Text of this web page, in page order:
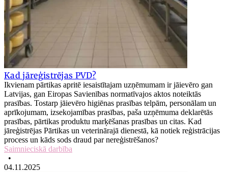
Kad jāreģistrējas PVD?
Ikvienam pārtikas apritē iesaistītajam uzņēmumam ir jāievēro gan
Latvijas, gan Eiropas Savienības normatīvajos aktos noteiktās
prasības. Tostarp jāievēro higiēnas prasības telpām, personālam un
aprīkojumam, izsekojamības prasības, paša uzņēmuma deklarētās
prasības, pārtikas produktu marķēšanas prasības un citas. Kad
jāreģistrējas Pārtikas un veterinārajā dienestā, kā notiek reģistrācijas
process un kāds sods draud par nereģistrēšanos?
Saimnieciskā darbība
•
04.11.2025